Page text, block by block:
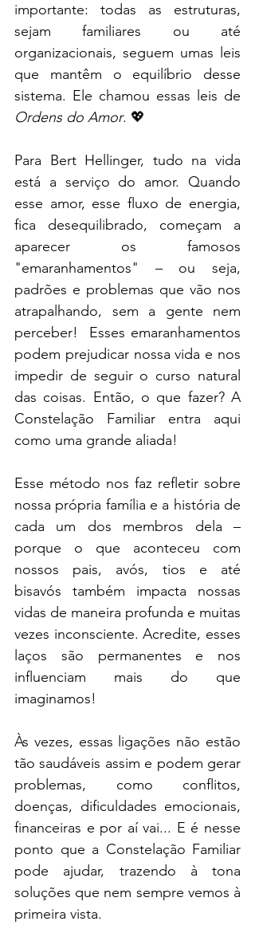
importante: todas as estruturas,
sejam familiares ou até
organizacionais, seguem umas leis
que mantêm o equilíbrio desse
Ordens do Amor. 💖
Para Bert Hellinger, tudo na vida
está a serviço do amor. Quando
esse amor, esse fluxo de energia,
fica desequilibrado, começam a
aparecer os famosos
"emaranhamentos" – ou seja,
padrões e problemas que vão nos
atrapalhando, sem a gente nem
perceber!  Esses emaranhamentos
podem prejudicar nossa vida e nos
impedir de seguir o curso natural
das coisas. Então, o que fazer? A
Constelação Familiar entra aqui
como uma grande aliada!
Esse método nos faz refletir sobre
nossa própria família e a história de
cada um dos membros dela –
porque o que aconteceu com
nossos pais, avós, tios e até
bisavós também impacta nossas
vidas de maneira profunda e muitas
vezes inconsciente. Acredite, esses
laços são permanentes e nos
influenciam mais do que
imaginamos!
Às vezes, essas ligações não estão
tão saudáveis assim e podem gerar
problemas, como conflitos,
doenças, dificuldades emocionais,
financeiras e por aí vai... E é nesse
ponto que a Constelação Familiar
pode ajudar, trazendo à tona
soluções que nem sempre vemos à
primeira vista.